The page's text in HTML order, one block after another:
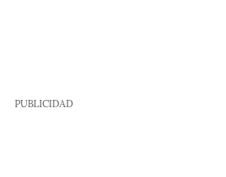
PUBLICIDAD